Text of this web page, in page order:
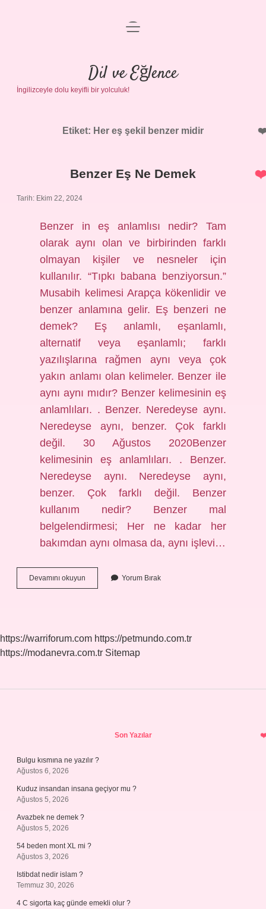
Anasayfa
Gizlilik Politikası
Yasal Uyarı
menüyü
Dil ve Eğlence
İngilizceyle dolu keyifli bir yolculuk!
Etiket: Her eş şekil benzer midir
Benzer Eş Ne Demek
Tarih: Ekim 22, 2024
Benzer in eş anlamlısı nedir? Tam
olarak aynı olan ve birbirinden farklı
olmayan kişiler ve nesneler için
kullanılır. “Tıpkı babana benziyorsun.”
Musabih kelimesi Arapça kökenlidir ve
benzer anlamına gelir. Eş benzeri ne
demek? Eş anlamlı, eşanlamlı,
alternatif veya eşanlamlı; farklı
yazılışlarına rağmen aynı veya çok
yakın anlamı olan kelimeler. Benzer ile
aynı aynı mıdır? Benzer kelimesinin eş
anlamlıları. . Benzer. Neredeyse aynı.
Neredeyse aynı, benzer. Çok farklı
değil. 30 Ağustos 2020Benzer
kelimesinin eş anlamlıları. . Benzer.
Neredeyse aynı. Neredeyse aynı,
benzer. Çok farklı değil. Benzer
kullanım nedir? Benzer mal
belgelendirmesi; Her ne kadar her
bakımdan aynı olmasa da, aynı işlevi…
Devamını okuyun
Eş
Yorum Bırak
https://warriforum.com https://petmundo.com.tr
https://modanevra.com.tr Sitemap
Son Yazılar
Bulgu kısmına ne yazılır ?
Ağustos 6, 2026
Kuduz insandan insana geçiyor mu ?
Ağustos 5, 2026
Avazbek ne demek ?
Ağustos 5, 2026
54 beden mont XL mi ?
Ağustos 3, 2026
Istibdat nedir islam ?
Temmuz 30, 2026
4 C sigorta kaç günde emekli olur ?